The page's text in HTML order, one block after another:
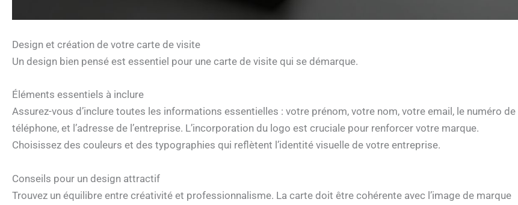
Design et création de votre carte de visite
Un design bien pensé est essentiel pour une carte de visite qui se démarque.
Éléments essentiels à inclure
Assurez-vous d’inclure toutes les informations essentielles : votre prénom, votre nom, votre email, le numéro de
téléphone, et l’adresse de l’entreprise. L’incorporation du logo est cruciale pour renforcer votre marque.
Choisissez des couleurs et des typographies qui reflètent l’identité visuelle de votre entreprise.
Conseils pour un design attractif
Trouvez un équilibre entre créativité et professionnalisme. La carte doit être cohérente avec l’image de marque